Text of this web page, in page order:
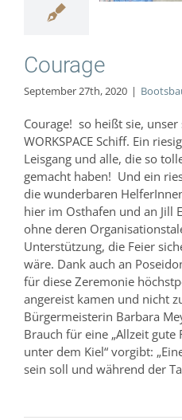
Courage
September 27th, 2020 |
Courage! so heißt sie, unser
WORKSPACE Schiff. Ein
Leisgang und alle, die so
gemacht haben! Und ein
die wunderbaren
hier im Osthafen und an Jill
ohne deren
Unterstützung, die Feier
wäre. Dank auch an
für diese Zeremonie
angereist kamen und nicht
Bürgermeisterin Barbara
Brauch für eine „Allzeit
unter dem Kiel“ vorgibt:
sein soll und während der